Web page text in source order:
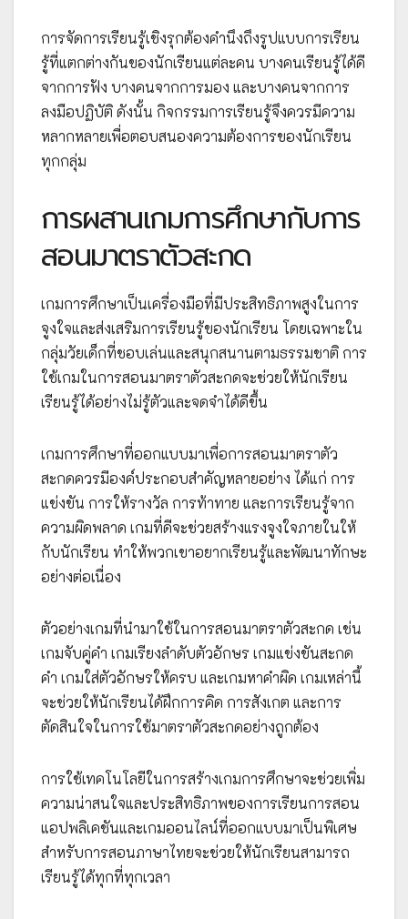
การจัดการเรียนรู้เชิงรุกต้องคำนึงถึงรูปแบบการเรียน
รู้ที่แตกต่างกันของนักเรียนแต่ละคน บางคนเรียนรู้ได้ดี
จากการฟัง บางคนจากการมอง และบางคนจากการ
ลงมือปฏิบัติ ดังนั้น กิจกรรมการเรียนรู้จึงควรมีความ
หลากหลายเพื่อตอบสนองความต้องการของนักเรียน
ทุกกลุ่ม
การผสานเกมการศึกษากับการ
สอนมาตราตัวสะกด
เกมการศึกษาเป็นเครื่องมือที่มีประสิทธิภาพสูงในการ
จูงใจและส่งเสริมการเรียนรู้ของนักเรียน โดยเฉพาะใน
กลุ่มวัยเด็กที่ชอบเล่นและสนุกสนานตามธรรมชาติ การ
ใช้เกมในการสอนมาตราตัวสะกดจะช่วยให้นักเรียน
เรียนรู้ได้อย่างไม่รู้ตัวและจดจำได้ดีขึ้น
เกมการศึกษาที่ออกแบบมาเพื่อการสอนมาตราตัว
สะกดควรมีองค์ประกอบสำคัญหลายอย่าง ได้แก่ การ
แข่งขัน การให้รางวัล การท้าทาย และการเรียนรู้จาก
ความผิดพลาด เกมที่ดีจะช่วยสร้างแรงจูงใจภายในให้
กับนักเรียน ทำให้พวกเขาอยากเรียนรู้และพัฒนาทักษะ
อย่างต่อเนื่อง
ตัวอย่างเกมที่นำมาใช้ในการสอนมาตราตัวสะกด เช่น
เกมจับคู่คำ เกมเรียงลำดับตัวอักษร เกมแข่งขันสะกด
คำ เกมใส่ตัวอักษรให้ครบ และเกมหาคำผิด เกมเหล่านี้
จะช่วยให้นักเรียนได้ฝึกการคิด การสังเกต และการ
ตัดสินใจในการใช้มาตราตัวสะกดอย่างถูกต้อง
การใช้เทคโนโลยีในการสร้างเกมการศึกษาจะช่วยเพิ่ม
ความน่าสนใจและประสิทธิภาพของการเรียนการสอน
แอปพลิเคชันและเกมออนไลน์ที่ออกแบบมาเป็นพิเศษ
สำหรับการสอนภาษาไทยจะช่วยให้นักเรียนสามารถ
เรียนรู้ได้ทุกที่ทุกเวลา